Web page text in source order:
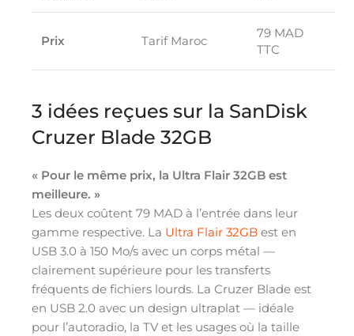
Prix Tarif Maroc
79 MAD
TTC
3 idées reçues sur la SanDisk
Cruzer Blade 32GB
« Pour le même prix, la Ultra Flair 32GB est
meilleure. »
Les deux coûtent 79 MAD à l’entrée dans leur
gamme respective. La Ultra Flair 32GB est en
USB 3.0 à 150 Mo/s avec un corps métal —
clairement supérieure pour les transferts
fréquents de fichiers lourds. La Cruzer Blade est
en USB 2.0 avec un design ultraplat — idéale
pour l’autoradio, la TV et les usages où la taille